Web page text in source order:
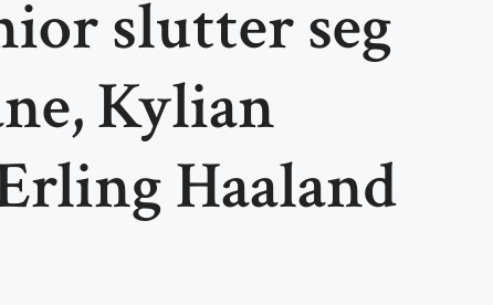
slutter seg
Kylian
Haaland